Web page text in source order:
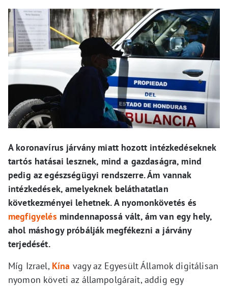
A koronavírus járvány miatt hozott intézkedéseknek
tartós hatásai lesznek, mind a gazdaságra, mind
pedig az egészségügyi rendszerre. Ám vannak
intézkedések, amelyeknek beláthatatlan
következményei lehetnek. A nyomonkövetés és
megfigyelés mindennapossá vált, ám van egy hely,
ahol máshogy próbálják megfékezni a járvány
terjedését.
Míg Izrael, Kína vagy az Egyesült Államok digitálisan
nyomon követi az állampolgárait, addig egy